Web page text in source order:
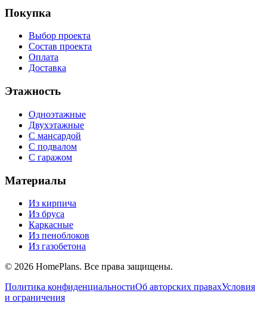
Покупка
Выбор проекта
Состав проекта
Оплата
Доставка
Этажность
Одноэтажные
Двухэтажные
С мансардой
С подвалом
С гаражом
Материалы
Из кирпича
Из бруса
Каркасные
Из пеноблоков
Из газобетона
© 2026 HomePlans. Все права защищены.
Политика конфиденциальностиОб авторских правахУсловия
и ограничения